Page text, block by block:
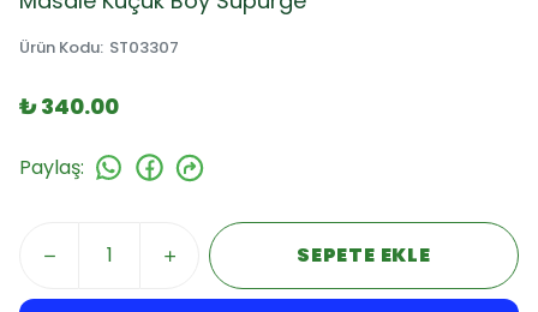
Ürün Kodu: ST03307
₺ 340.00
Paylaş:
SEPETE EKLE